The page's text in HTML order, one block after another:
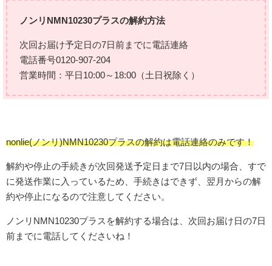
ノンリNMN10230プラスの解約方法
次回お届け予定日の7日前までに電話連絡
電話番号0120-907-204
営業時間：平日10:00～18:00（土日祝除く）
nonlie(ノンリ)NMN10230プラスの解約は電話連絡のみです！
解約や停止の手続きが次回発送予定日まで7日以内の場合、すで
に発送作業に入っているため、手続きはできず、翌月からの解
約や停止になるので注意してください。
ノンリNMN10230プラスを解約する場合は、次回お届け日の7日
前までに電話してくださいね！